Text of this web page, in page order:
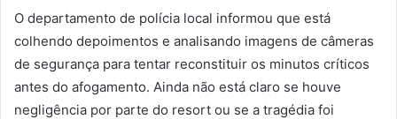
O departamento de polícia local informou que está
colhendo depoimentos e analisando imagens de câmeras
de segurança para tentar reconstituir os minutos críticos
antes do afogamento. Ainda não está claro se houve
negligência por parte do resort ou se a tragédia foi